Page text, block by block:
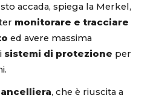
accada, spiega la Merkel,
monitorare e tracciare
ed avere massima
sistemi di protezione per
, che è riuscita a